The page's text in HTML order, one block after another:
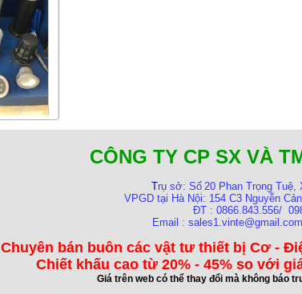
CÔNG TY CP SX VÀ
Trụ sở: Số 20 Phan Trọng Tuệ,
VPGD tại Hà Nội: 154 C3 Nguyễn
ĐT : 0866.843.556/
Email :
Chuyên bán buôn các vật tư thiết bị Cơ -
Chiết khấu cao từ 20% - 45% so với
Giá trên web có thể thay đổi mà không báo